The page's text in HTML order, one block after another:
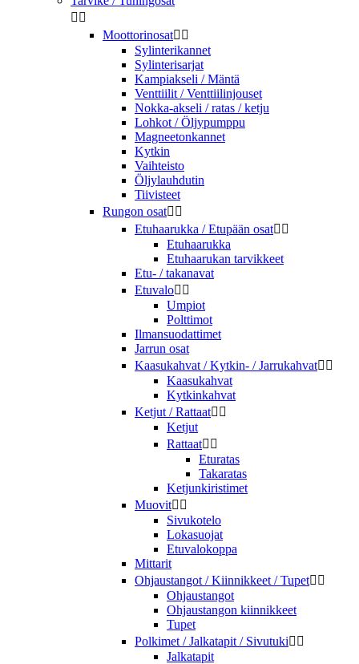
 
Moottorinosat 
Sylinterikannet
Sylinterisarjat
Kampiakseli / Mäntä
Venttiilit / Venttiilinjouset
Nokka-akseli / ratas / ketju
Lohkot / Öljypumppu
Magneetonkannet
Kytkin
Vaihteisto
Öljylauhdutin
Tiivisteet
Rungon osat 
Etuhaarukka / Etupään osat 
Etuhaarukka
Etuhaarukan tarvikkeet
Etu- / takanavat
Etuvalo 
Umpiot
Polttimot
Ilmansuodattimet
Jarrun osat
Kaasukahvat / Kytkin- / Jarrukahvat 
Kaasukahvat
Kytkinkahvat
Ketjut / Rattaat 
Ketjut
Rattaat 
Eturatas
Takaratas
Ketjunkiristimet
Muovit 
Sivukotelo
Lokasuojat
Etuvalokoppa
Mittarit
Ohjaustangot / Kiinnikkeet / Tupet 
Ohjaustangot
Ohjaustangon kiinnikkeet
Tupet
Polkimet / Jalkatapit / Sivutuki 
Jalkatapit